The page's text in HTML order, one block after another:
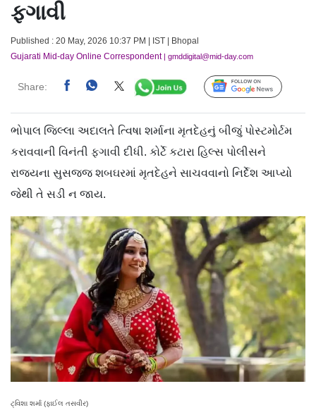
ફગાવી
Published : 20 May, 2026 10:37 PM | IST | Bhopal
Gujarati Mid-day Online Correspondent| gmddigital@mid-day.com
Share: Follow Us
ભોપાલ જિલ્લા અદાલતે ત્વિષા શર્માના મૃતદેહનું બીજું પોસ્ટમોર્ટમ
કરાવવાની વિનંતી ફગાવી દીધી. કોર્ટે કટારા હિલ્સ પોલીસને
રાજ્યના સુસજ્જ શબઘરમાં મૃતદેહને સાચવવાનો નિર્દેશ આપ્યો
જેથી તે સડી ન જાય.
ટ્વિશા શર્મા (ફાઈલ તસવીર)